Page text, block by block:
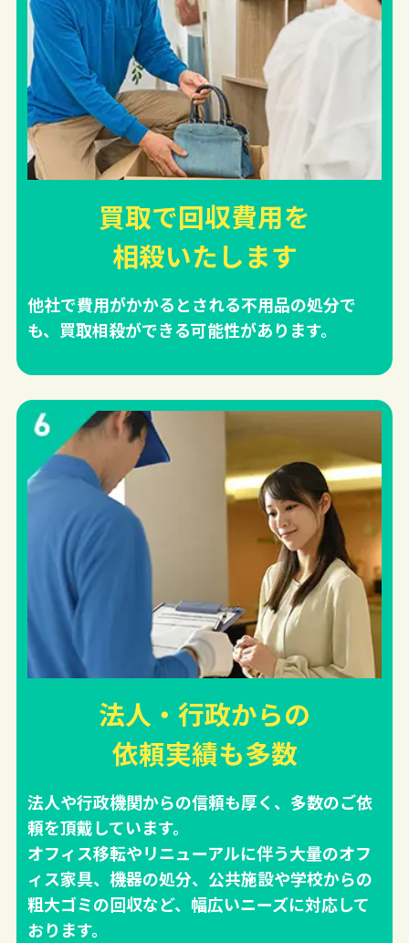
買取で回収費用を
相殺いたします
他社で費用がかかるとされる不用品の処分で
も、買取相殺ができる可能性があります。
法人・行政からの
依頼実績も多数
法人や行政機関からの信頼も厚く、多数のご依
頼を頂戴しています。
オフィス移転やリニューアルに伴う大量のオフ
ィス家具、機器の処分、公共施設や学校からの
粗大ゴミの回収など、幅広いニーズに対応して
おります。